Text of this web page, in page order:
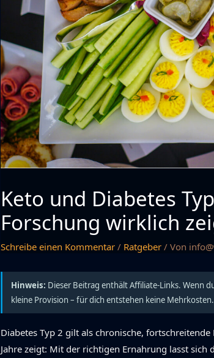
Keto und Diabetes
Forschung wirklich
Schreibe einen Kommentar / Ratgeber / Von
Hinweis: Dieser Beitrag enthält Affiliate-Links. Wenn
kleine Provision – für dich entstehen keine Mehrkosten.
Diabetes Typ 2 gilt als chronische,
Jahre zeigt: Mit der richtigen Ernahrung lasst